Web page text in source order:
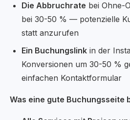
Die Abbruchrate bei Ohne-
bei 30-50 % — potenzielle
statt anzurufen
Ein Buchungslink in der
Konversionen um 30-50 %
einfachen Kontaktformular
Was eine gute Buchungsseite